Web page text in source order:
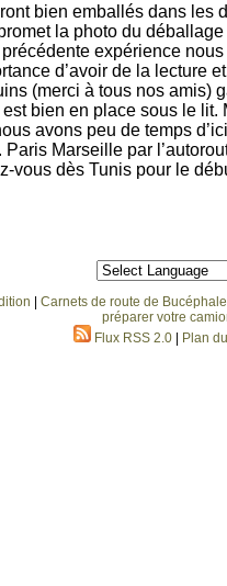
bien emballés dans les
la photo du
précédente expérience
d’avoir de la lecture
(merci à tous nos amis)
bien en place sous le lit.
avons peu de temps
Paris Marseille par
vous dès Tunis pour le
Carnets de route de
préparer votre
Flux RSS 2.0
Plan